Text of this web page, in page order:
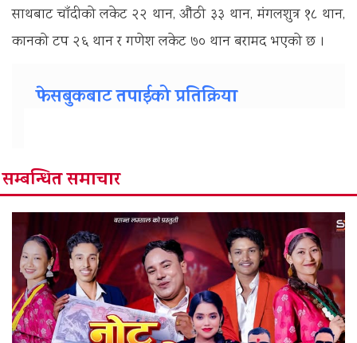
साथबाट चाँदीको लकेट २२ थान, औंठी ३३ थान, मंगलशुत्र १८ थान,
कानको टप २६ थान र गणेश लकेट ७० थान बरामद भएको छ ।
फेसबुकबाट तपाईको प्रतिक्रिया
सम्बन्धित समाचार